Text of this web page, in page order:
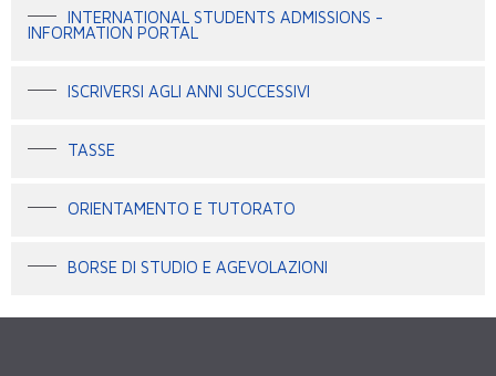
INTERNATIONAL STUDENTS ADMISSIONS -
INFORMATION PORTAL
ISCRIVERSI AGLI ANNI SUCCESSIVI
TASSE
ORIENTAMENTO E TUTORATO
BORSE DI STUDIO E AGEVOLAZIONI